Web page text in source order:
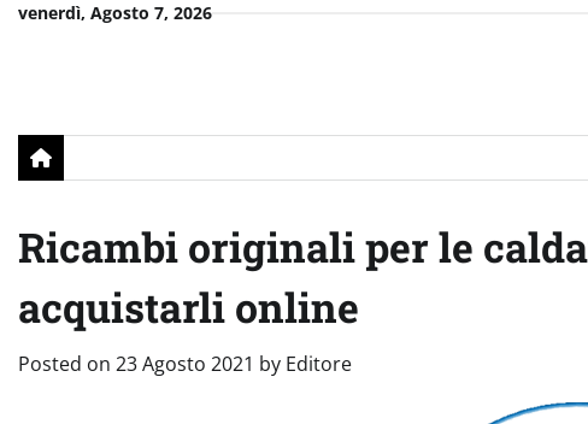
Skipvenerdì, Agosto 7, 2026
Ricambi originali per le
acquistarli online
Posted on 23 Agosto 2021 by Editore